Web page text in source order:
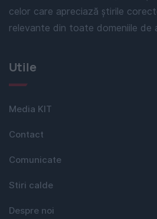
celor care apreciază știrile
relevante din toate domeniile de
Utile
Media KIT
Contact
Comunicate
Stiri calde
Despre noi